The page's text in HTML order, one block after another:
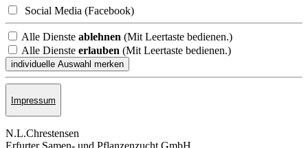
Social Media (Facebook)
Alle Dienste ablehnen (Mit Leertaste bedienen.)
Alle Dienste erlauben (Mit Leertaste bedienen.)
Impressum
N.L.Chrestensen
Erfurter Samen- und Pflanzen­zucht GmbH